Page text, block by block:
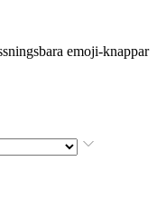
emoji-knappar